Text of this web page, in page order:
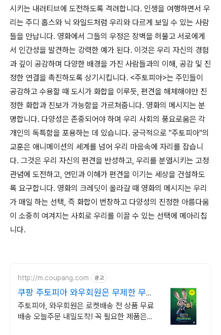
시키는 내러티브에 도전하도록 격려합니다. 인생을 여행하면서 우
리는 주디 홉스와 닉 와일드처럼 우리와 다르게 보일 수 있는 사람
들을 만납니다. 영화에서 그들의 우정은 장벽을 허물고 서로에게
서 인간성을 발견하는 강력한 예가 된다. 이것은 우리 자신의 경험
과 깊이 공감하며 다양한 배경을 가진 사람들과의 이해, 공감 및 진
정한 연결을 촉진하도록 상기시킵니다. <주토피아>는 주민들이
공감하고 수용할 때 도시가 화합을 이루듯, 편견을 해체해야만 진
정한 화합과 진보가 가능함을 가르쳐줍니다. 영화의 메시지는 분
명합니다. 다양성은 존중되어야 하며 우리 사회의 풍요로움은 각
개인의 독특함을 포용하는 데 있습니다. 궁극적으로 "주토피아"의
교훈은 애니메이션의 세계를 넘어 우리 마음속에 자리를 잡습니
다. 그것은 우리 자신의 편견을 반성하고, 우리를 분열시키는 고정
관념에 도전하고, 연민과 이해가 편견을 이기는 세상을 건설하도
록 요구합니다. 영화의 크레딧이 올라갈 때 영화의 메시지는 우리
가 매일 하는 선택, 즉 화합이 번창하고 다양성의 진정한 아름다움
이 소중히 여겨지는 사회로 우리를 이끌 수 있는 선택에 메아리칩
니다.
http://m.coupang.com 광고
쿠팡 주토피아 와우회원은 무제한 무료
배송
주토피아, 와우회원은 로켓배송 전 상품 무료
배송 오늘주문 내일도착! 꼭 필요한 제품은